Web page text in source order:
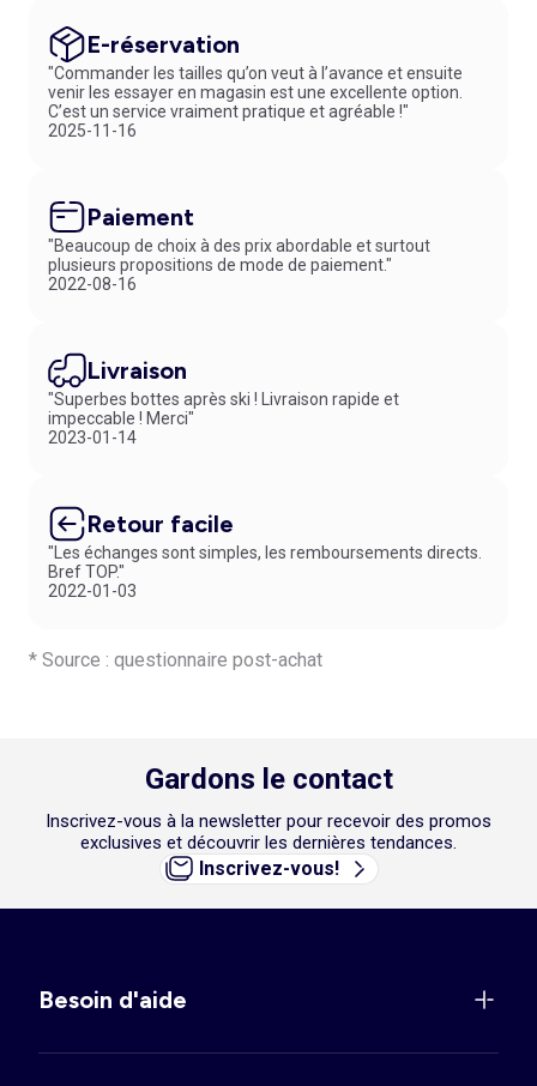
E-réservation
"Commander les tailles qu’on veut à l’avance et ensuite
venir les essayer en magasin est une excellente option.
C’est un service vraiment pratique et agréable !"
2025-11-16
Paiement
"Beaucoup de choix à des prix abordable et surtout
plusieurs propositions de mode de paiement."
2022-08-16
Livraison
"Superbes bottes après ski ! Livraison rapide et
impeccable ! Merci"
2023-01-14
Retour facile
"Les échanges sont simples, les remboursements directs.
Bref TOP."
2022-01-03
* Source : questionnaire post-achat
Gardons le contact
Inscrivez-vous à la newsletter pour recevoir des promos
exclusives et découvrir les dernières tendances.
Inscrivez-vous!
Besoin d'aide